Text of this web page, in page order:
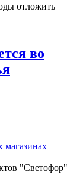
отложить
во
"Светофор"